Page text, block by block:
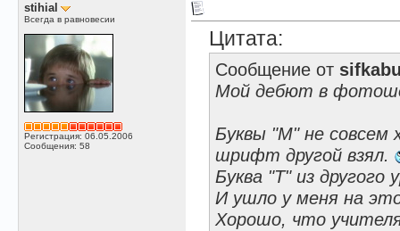
stihial
Всегда в равновесии
Регистрация: 06.05.2006
Сообщения: 58
Цитата:
Сообщение от
Мой дебют в
Буквы "М" не совсем
шрифт другой взял.
Буква "Т" из другого
И ушло у меня на
Хорошо, что